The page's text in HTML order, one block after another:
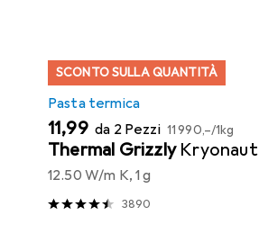
SCONTO SULLA QUANTITÀ
Pasta termica
EUR
11,99 da 2 Pezzi EUR
11 990,–/1kg
Thermal Grizzly Kryonaut
12.50 W/m K, 1 g
3890